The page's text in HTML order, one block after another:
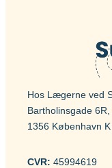
Hos Lægerne ved
Bartholinsgade
1356 København K
CVR: 45994619